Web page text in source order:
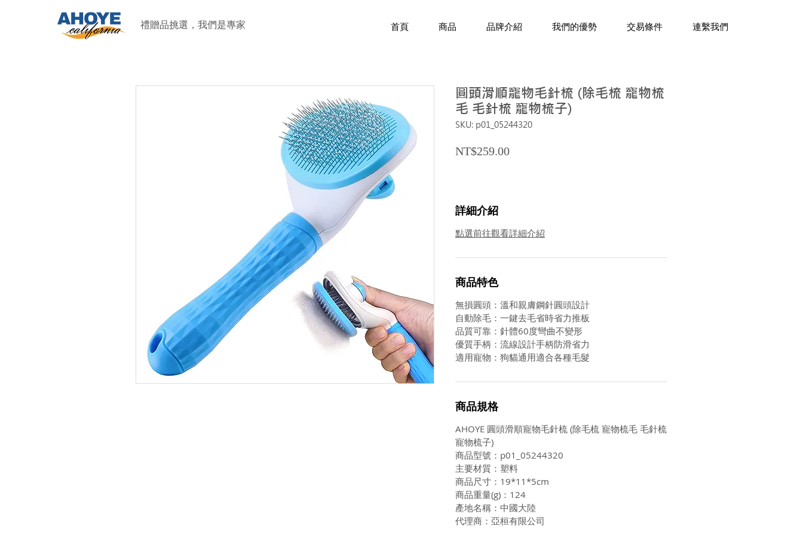
禮贈品挑選，我們是專家 首頁 商品 品牌介紹 我們的優勢 交易條件 連繫我們
圓頭滑順寵物毛針梳 (除毛梳 寵物梳
毛 毛針梳 寵物梳子)
SKU: p01_05244320
NT$259.00Price
詳細介紹
點選前往觀看詳細介紹
商品特色
無損圓頭：溫和親膚鋼針圓頭設計
自動除毛：一鍵去毛省時省力推板
品質可靠：針體60度彎曲不變形
優質手柄：流線設計手柄防滑省力
適用寵物：狗貓通用適合各種毛髮
商品規格
AHOYE 圓頭滑順寵物毛針梳 (除毛梳 寵物梳毛 毛針梳
寵物梳子)
商品型號：p01_05244320
主要材質：塑料
商品尺寸：19*11*5cm
商品重量(g)：124
產地名稱：中國大陸
代理商：亞桓有限公司